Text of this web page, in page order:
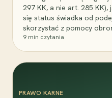
297 KK, a nie art. 285
się status świadka od
skorzystać z pomocy
9 min czytania
PRAWO KARNE